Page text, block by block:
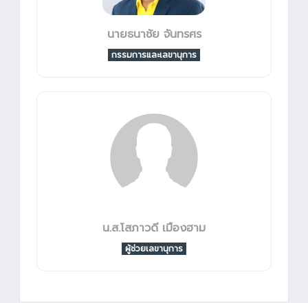
นายธนาชัย จันทรศร
กรรมการและเลขานุการ
น.ส.โสภาวดี เมืองฮาม
ผู้ช่วยเลขานุการ